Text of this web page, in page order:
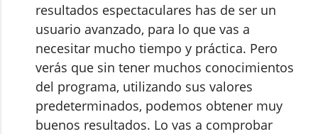
resultados espectaculares has de ser un
usuario avanzado, para lo que vas a
necesitar mucho tiempo y práctica. Pero
verás que sin tener muchos conocimientos
del programa, utilizando sus valores
predeterminados, podemos obtener muy
buenos resultados. Lo vas a comprobar